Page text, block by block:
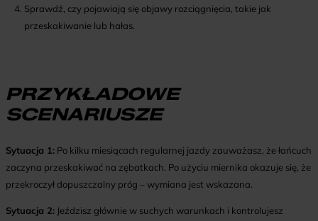
Sprawdź, czy pojawiają się objawy rozciągnięcia, takie jak
przeskakiwanie lub hałas.
PRZYKŁADOWE
SCENARIUSZE
Sytuacja 1: Po kilku miesiącach regularnej jazdy zauważasz, że łańcuch
zaczyna przeskakiwać na zębatkach. Po użyciu miernika okazuje się, że
przekroczył dopuszczalny próg – wymiana jest wskazana.
Sytuacja 2: Jeździsz głównie w suchych warunkach i kontrolujesz